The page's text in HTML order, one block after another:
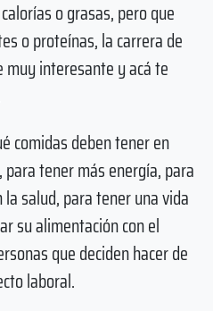
o grasas, pero que
o proteínas, la carrera de
interesante y acá te
comidas deben tener en
tener más energía, para
salud, para tener una vida
su alimentación con el
que deciden hacer de
laboral.